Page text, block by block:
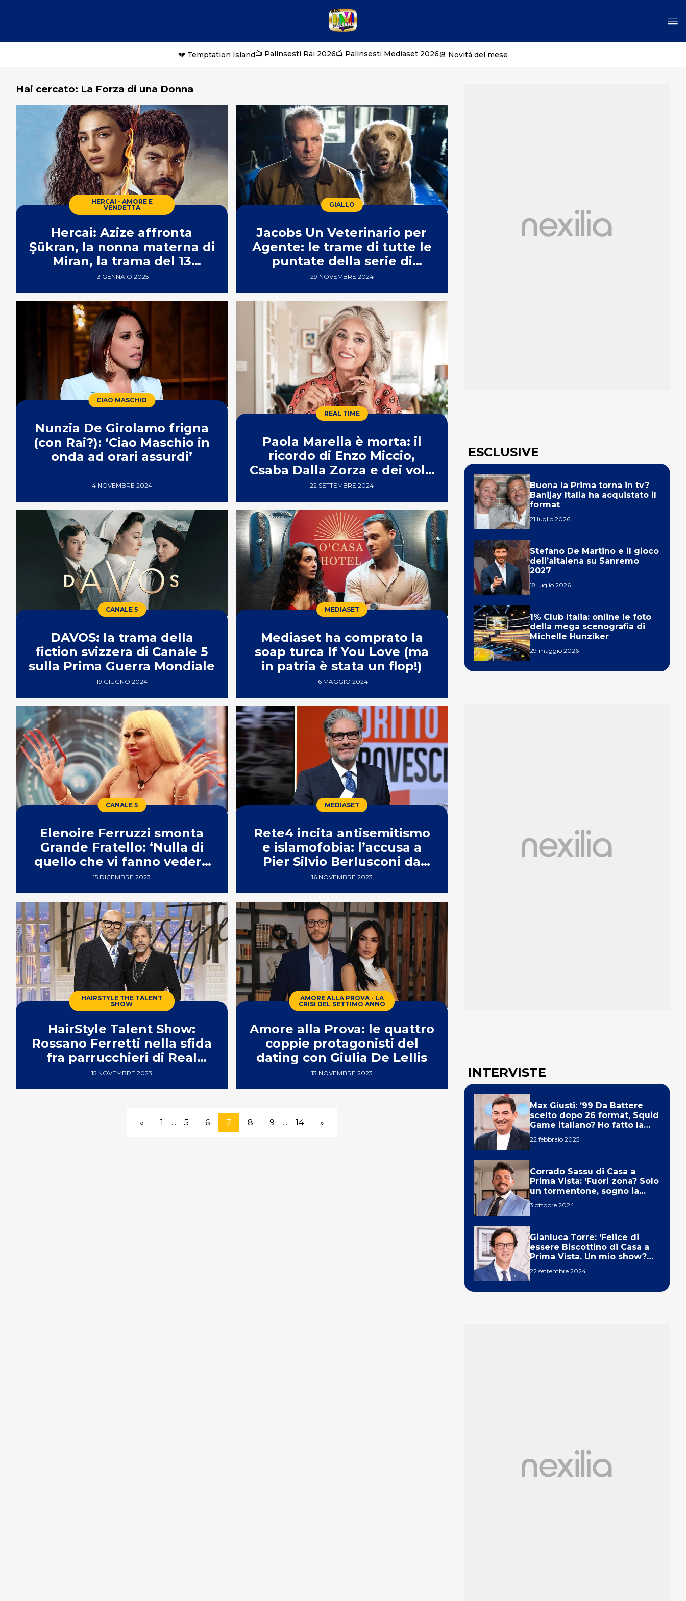
💔 Temptation Island📺 Palinsesti Rai 2026📺 Palinsesti Mediaset 2026📆 Novità del mese
Hai cercato: La Forza di una Donna
HERCAI - AMORE E
VENDETTA
Hercai: Azize affronta
Şükran, la nonna materna di
Miran, la trama del 13
gennaio 2025
13 GENNAIO 2025
GIALLO
Jacobs Un Veterinario per
Agente: le trame di tutte le
puntate della serie di
GIALLO
29 NOVEMBRE 2024
CIAO MASCHIO
Nunzia De Girolamo frigna
(con Rai?): ‘Ciao Maschio in
onda ad orari assurdi’
4 NOVEMBRE 2024
REAL TIME
Paola Marella è morta: il
ricordo di Enzo Miccio,
Csaba Dalla Zorza e dei volti
di Real Time
22 SETTEMBRE 2024
CANALE 5
DAVOS: la trama della
fiction svizzera di Canale 5
sulla Prima Guerra Mondiale
19 GIUGNO 2024
MEDIASET
Mediaset ha comprato la
soap turca If You Love (ma
in patria è stata un flop!)
16 MAGGIO 2024
CANALE 5
Elenoire Ferruzzi smonta
Grande Fratello: ‘Nulla di
quello che vi fanno vedere
è vero’
15 DICEMBRE 2023
MEDIASET
Rete4 incita antisemitismo
e islamofobia: l’accusa a
Pier Silvio Berlusconi da
Comunità d’Italia
16 NOVEMBRE 2023
HAIRSTYLE THE TALENT
SHOW
HairStyle Talent Show:
Rossano Ferretti nella sfida
fra parrucchieri di Real
Time
15 NOVEMBRE 2023
AMORE ALLA PROVA - LA
CRISI DEL SETTIMO ANNO
Amore alla Prova: le quattro
coppie protagonisti del
dating con Giulia De Lellis
13 NOVEMBRE 2023
« 1 ... 5 6 7 8 9 ... 14 »
ESCLUSIVE
Buona la Prima torna in tv?
Banijay Italia ha acquistato il
format
21 luglio 2026
Stefano De Martino e il gioco
dell’altalena su Sanremo
2027
18 luglio 2026
1% Club Italia: online le foto
della mega scenografia di
Michelle Hunziker
29 maggio 2026
INTERVISTE
Max Giusti: ’99 Da Battere
scelto dopo 26 format, Squid
Game italiano? Ho fatto la
22 febbraio 2025
Corrado Sassu di Casa a
Prima Vista: ‘Fuori zona? Solo
un tormentone, sogno la
3 ottobre 2024
Gianluca Torre: ‘Felice di
essere Biscottino di Casa a
Prima Vista. Un mio show?
22 settembre 2024